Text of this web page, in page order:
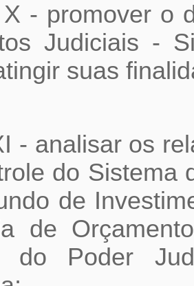
X - promover o
Judiciais -
suas
- analisar os
do Sistema
de
de
do Poder